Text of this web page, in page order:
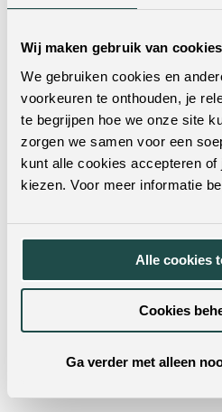
Wij maken gebruik van cookies
We gebruiken cookies en
voorkeuren te onthouden, je
te begrijpen hoe we onze site
zorgen we samen voor een
kunt alle cookies accepteren of
kiezen. Voor meer informatie
Alle cookies
Cookies
Ga verder met alleen
Twijfel je nog?
Neem dan contact met ons
Contactformulier